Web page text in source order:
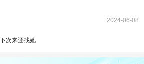
2024-06-08
次来还找她